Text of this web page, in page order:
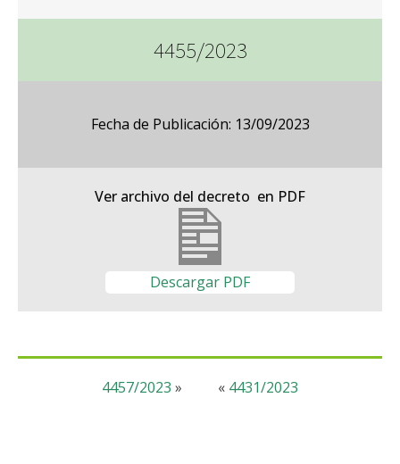
4455/2023
Fecha de Publicación: 13/09/2023
Ver archivo del decreto en PDF
Descargar PDF
« 4431/2023
4457/2023 »